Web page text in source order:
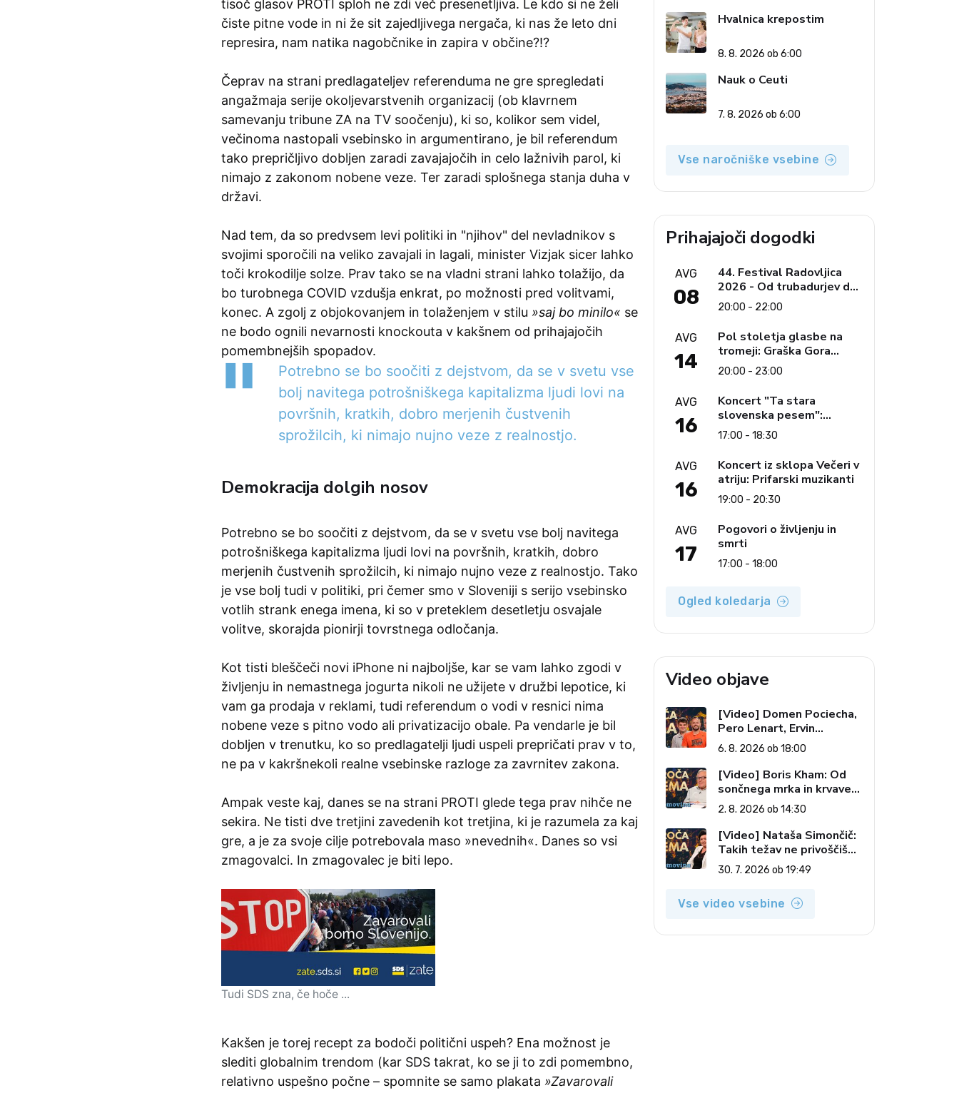
tisoč glasov PROTI sploh ne zdi več presenetljiva. Le kdo si ne želi
čiste pitne vode in ni že sit zajedljivega nergača, ki nas že leto dni
represira, nam natika nagobčnike in zapira v občine?!?
Čeprav na strani predlagateljev referenduma ne gre spregledati
angažmaja serije okoljevarstvenih organizacij (ob klavrnem
samevanju tribune ZA na TV soočenju), ki so, kolikor sem videl,
večinoma nastopali vsebinsko in argumentirano, je bil referendum
tako prepričljivo dobljen zaradi zavajajočih in celo lažnivih parol, ki
nimajo z zakonom nobene veze. Ter zaradi splošnega stanja duha v
državi.
Nad tem, da so predvsem levi politiki in "njihov" del nevladnikov s
svojimi sporočili na veliko zavajali in lagali, minister Vizjak sicer lahko
toči krokodilje solze. Prav tako se na vladni strani lahko tolažijo, da
bo turobnega COVID vzdušja enkrat, po možnosti pred volitvami,
konec. A zgolj z objokovanjem in tolaženjem v stilu »saj bo minilo« se
ne bodo ognili nevarnosti knockouta v kakšnem od prihajajočih
pomembnejših spopadov.
Potrebno se bo soočiti z dejstvom, da se v svetu vse
bolj navitega potrošniškega kapitalizma ljudi lovi na
površnih, kratkih, dobro merjenih čustvenih
sprožilcih, ki nimajo nujno veze z realnostjo.
Demokracija dolgih nosov
Potrebno se bo soočiti z dejstvom, da se v svetu vse bolj navitega
potrošniškega kapitalizma ljudi lovi na površnih, kratkih, dobro
merjenih čustvenih sprožilcih, ki nimajo nujno veze z realnostjo. Tako
je vse bolj tudi v politiki, pri čemer smo v Sloveniji s serijo vsebinsko
votlih strank enega imena, ki so v preteklem desetletju osvajale
volitve, skorajda pionirji tovrstnega odločanja.
Kot tisti bleščeči novi iPhone ni najboljše, kar se vam lahko zgodi v
življenju in nemastnega jogurta nikoli ne užijete v družbi lepotice, ki
vam ga prodaja v reklami, tudi referendum o vodi v resnici nima
nobene veze s pitno vodo ali privatizacijo obale. Pa vendarle je bil
dobljen v trenutku, ko so predlagatelji ljudi uspeli prepričati prav v to,
ne pa v kakršnekoli realne vsebinske razloge za zavrnitev zakona.
Ampak veste kaj, danes se na strani PROTI glede tega prav nihče ne
sekira. Ne tisti dve tretjini zavedenih kot tretjina, ki je razumela za kaj
gre, a je za svoje cilje potrebovala maso »nevednih«. Danes so vsi
zmagovalci. In zmagovalec je biti lepo.
Tudi SDS zna, če hoče ...
Kakšen je torej recept za bodoči politični uspeh? Ena možnost je
slediti globalnim trendom (kar SDS takrat, ko se ji to zdi pomembno,
relativno uspešno počne – spomnite se samo plakata »Zavarovali
Hvalnica krepostim
8. 8. 2026 ob 6:00
Nauk o Ceuti
7. 8. 2026 ob 6:00
Vse naročniške vsebine
Prihajajoči dogodki
AVG
08
44. Festival Radovljica
2026 - Od trubadurjev do
Brahmsa
20:00 - 22:00
AVG
14
Pol stoletja glasbe na
tromeji: Graška Gora
obeležuje 50. jubilejni
festival narodno-zabavne
glasbe
20:00 - 23:00
AVG
16
Koncert "Ta stara
slovenska pesem":
Ljudski pevci Jezerci
17:00 - 18:30
AVG
16
Koncert iz sklopa Večeri v
atriju: Prifarski muzikanti
19:00 - 20:30
AVG
17
Pogovori o življenju in
smrti
17:00 - 18:00
Ogled koledarja
Video objave
[Video] Domen Pociecha,
Pero Lenart, Ervin
Kostanjšek: Šport
specialcev (Vroča tema, 6.
8. 2026)
6. 8. 2026 ob 18:00
[Video] Boris Kham: Od
sončnega mrka in krvave
lune do slovenskih
pečatov v vesolju (Vroča
tema, 2. 8. 2026)
2. 8. 2026 ob 14:30
[Video] Nataša Simončič:
Takih težav ne privoščiš
nikomur (Vroča tema, 30.
7. 2026)
30. 7. 2026 ob 19:49
Vse video vsebine